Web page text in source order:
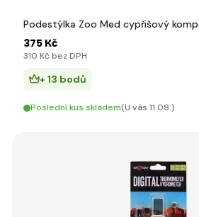
Podestýlka Zoo Med cypřišový
375 Kč
310 Kč bez DPH
+ 13 bodů
Poslední kus skladem(U vás 11.08.)